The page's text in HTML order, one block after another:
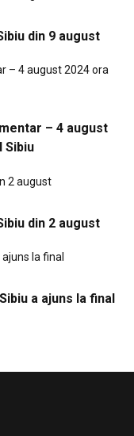
din 9 august
– 4 august
Sibiu
din 2 august
a ajuns la final